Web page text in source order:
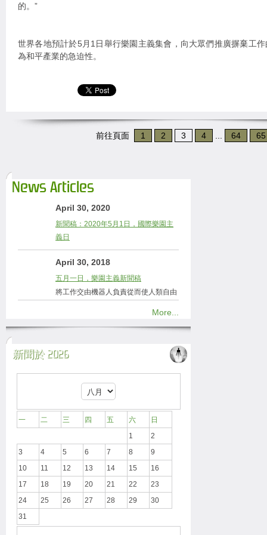
的。”
世界各地預計於5月1日舉行樂園主義集會，向大眾們推廣摒棄工
為和平產業的急迫性。
前往頁面 1 2 3 4 64 65
News Articles
April 30, 2020
新聞稿：2020年5月1日，國際樂園主
義日
April 30, 2018
五月一日，樂園主義新聞稿
將工作交由機器人負責從而使人類自由
More...
新聞於 2026
一 二 三 四 五 六
日
1
2
3
4 5 6 7 8
9
10
11 12 13 14 15
16
17
18 19 20 21 22
23
24
25 26 27 28 29
30
31